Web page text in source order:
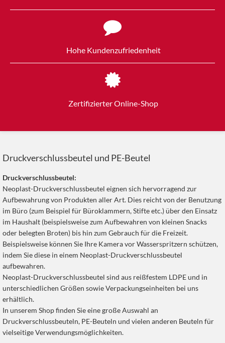
Hohe Kundenzufriedenheit
Zertifizierter Online-Shop
Druckverschlussbeutel und PE-Beutel
Druckverschlussbeutel:
Neoplast-Druckverschlussbeutel eignen sich hervorragend zur
Aufbewahrung von Produkten aller Art. Dies reicht von der Benutzung
im Büro (zum Beispiel für Büroklammern, Stifte etc.) über den Einsatz
im Haushalt (beispielsweise zum Aufbewahren von kleinen Snacks
oder belegten Broten) bis hin zum Gebrauch für die Freizeit.
Beispielsweise können Sie Ihre Kamera vor Wasserspritzern schützen,
indem Sie diese in einem Neoplast-Druckverschlussbeutel
aufbewahren.
Neoplast-Druckverschlussbeutel sind aus reißfestem LDPE und in
unterschiedlichen Größen sowie Verpackungseinheiten bei uns
erhältlich.
In unserem Shop finden Sie eine große Auswahl an
Druckverschlussbeuteln, PE-Beuteln und vielen anderen Beuteln für
vielseitige Verwendungsmöglichkeiten.